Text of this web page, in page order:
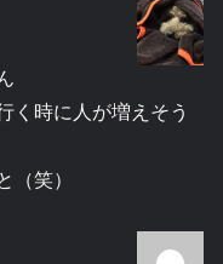
く時に人が増えそう
笑）